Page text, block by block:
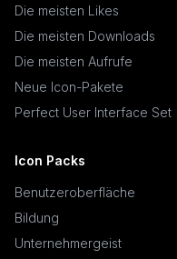
Die meisten Likes
Die meisten Downloads
Die meisten Aufrufe
Neue Icon-Pakete
Perfect User Interface Set
Icon Packs
Benutzeroberfläche
Bildung
Unternehmergeist